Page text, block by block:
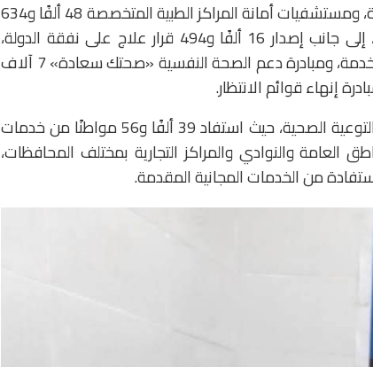
وأضاف أن قطاع الطب الوقائي قدم 78 ألفًا و233 خدمة، ومستشفيات أمانة المراكز الطبية المتخصصة 48 ألفًا و634
خدمة، ومبادرة الألف يوم الذهبية 32 ألفًا و73 خدمة، إلى جانب إصدار 16 ألفًا و494 قرار علاج على نفقة الدولة،
وتقديم مستشفيات المؤسسة العلاجية 8 آلاف و658 خدمة، ومبادرة دعم الصحة النفسية «صحتك سعادة» 7 آلاف
وأكد المتحدث الرسمي أن الحملة أولت اهتمامًا خاصًا بالتوعية الصحية، حيث استفاد 39 ألفًا و56 مواطنًا من خدمات
والنوادي والمراكز التجارية بمختلف المحافظات،
من الخدمات المجانية المقدمة.